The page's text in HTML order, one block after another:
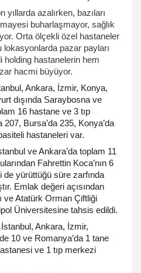
yıllarda azalırken, bazıları
buharlaşmayor, sağlık
Orta ölçekli özel hastaneler
lokasyonlarda pazar payları
holding hastanelerin hem
hacmi büyüyor.
Ankara, İzmir, Konya,
dışında Saraybosna ve
16 hastane ve 3 tıp
Bursa’da 235, Konya’da
hastaneleri var.
ve Ankara’da toplam 11
Fahrettin Koca’nın 6
de yürüttüğü süre zarfında
Emlak değeri açısından
ve Atatürk Orman Çiftliği
Üniversitesine tahsis edildi.
Ankara, İzmir,
10 ve Romanya’da 1 tane
ve 1 tıp merkezi